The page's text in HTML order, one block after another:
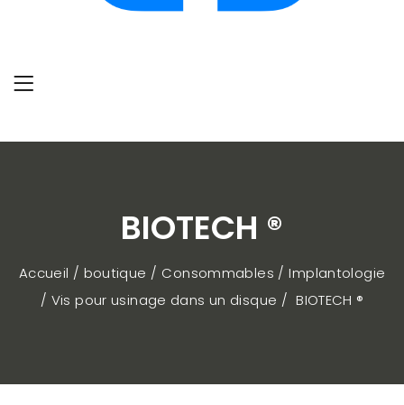
BIOTECH ®
Accueil / boutique Consommables
Implantologie
Vis pour usinage dans un disque
BIOTECH ®